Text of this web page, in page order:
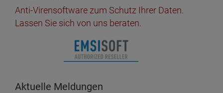
Anti-Virensoftware zum Schutz Ihrer Daten.
Lassen Sie sich von uns beraten.
Aktuelle Meldungen